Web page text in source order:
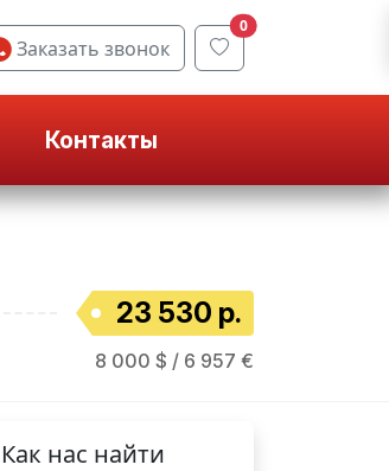
Заказать звонок
0
Контакты
23 530 р.
8 000 $ / 6 957 €
Как нас найти